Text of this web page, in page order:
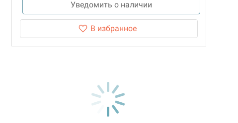
Уведомить о наличии
В избранное